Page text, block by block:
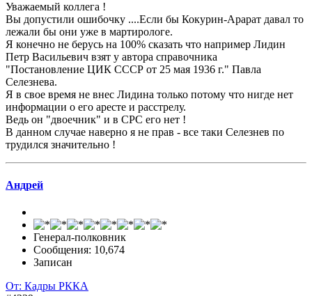
Уважаемый коллега !
Вы допустили ошибочку ....Если бы Кокурин-Арарат давал то
лежали бы они уже в мартирологе.
Я конечно не берусь на 100% сказать что например Лидин
Петр Васильевич взят у автора справочника
"Постановление ЦИК СССР от 25 мая 1936 г." Павла
Селезнева.
Я в свое время не внес Лидина только потому что нигде нет
информации о его аресте и расстрелу.
Ведь он "двоечник" и в СРС его нет !
В данном случае наверно я не прав - все таки Селезнев по
трудился значительно !
Андрей
Генерал-полковник
Сообщения: 10,674
Записан
От: Кадры РККА